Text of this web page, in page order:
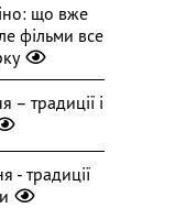
що вже
фільми все
традиції і
- традиції